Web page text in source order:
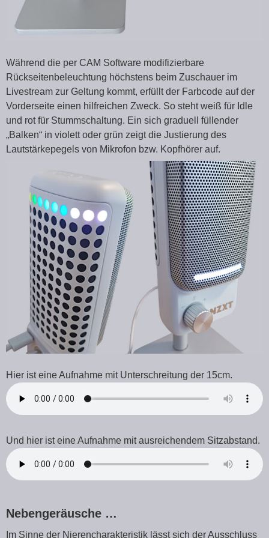
Während die per CAM Software modifizierbare
Rückseitenbeleuchtung höchstens beim Zuschauer im
Livestream zur Geltung kommt, erfüllt der Farbcode auf der
Vorderseite einen hilfreichen Zweck. So steht weiß für Idle
und rot für Stummschaltung. Ein sich graduell füllender
„Balken“ in violett oder grün zeigt die Justierung des
Lautstärkepegels von Mikrofon bzw. Kopfhörer auf.
Hier ist eine Aufnahme mit Unterschreitung der 15cm.
Und hier ist eine Aufnahme mit ausreichendem Sitzabstand.
Nebengeräusche …
Im Sinne der Nierencharakteristik lässt sich der Ausschluss